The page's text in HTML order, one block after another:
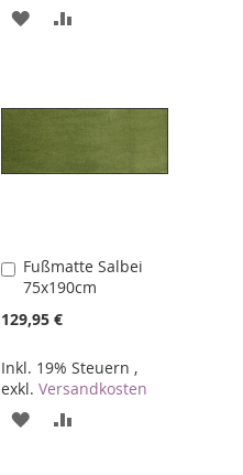
ZUR
Fußmatte Salbei
75x190cm
129,95 €
Inkl. 19% Steuern ,
exkl.Versandkosten
In
den
Warenkorb
ZUR